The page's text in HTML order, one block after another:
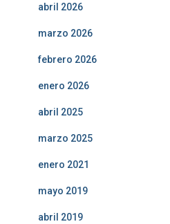
abril 2026
marzo 2026
febrero 2026
enero 2026
abril 2025
marzo 2025
enero 2021
mayo 2019
abril 2019